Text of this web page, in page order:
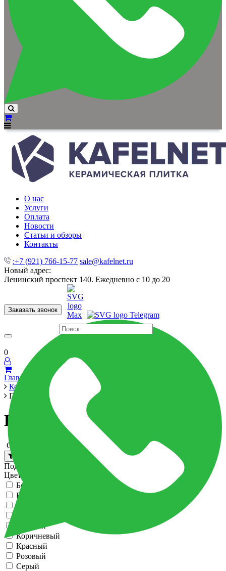
О нас
Услуги
Оплата
Новости
Статьи и обзоры
Контакты
:+7 (921) 766-15-77 sale@kafelnet.ru
Новый адрес:
Ленинский проспект 140. Ежедневно с 10 до 20
Заказать звонок
60x120 60x60 Для ванной Для кухни
0
Главная
Керамика
Плитка для ванной
Плитка для ванной
Сортировка:
Подбор параметров
Цвет
Бежевый
Белый
Зеленый
Коричневый
Красный
Розовый
Серый